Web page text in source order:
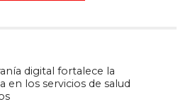
digital fortalece la
en los servicios de salud